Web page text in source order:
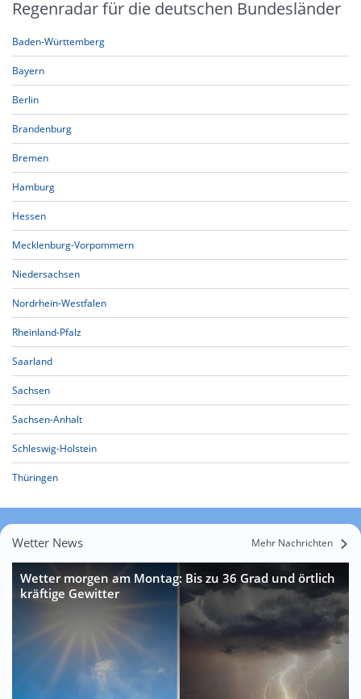
Regenradar für die deutschen Bundesländer
Baden-Württemberg
Bayern
Berlin
Brandenburg
Bremen
Hamburg
Hessen
Mecklenburg-Vorpommern
Niedersachsen
Nordrhein-Westfalen
Rheinland-Pfalz
Saarland
Sachsen
Sachsen-Anhalt
Schleswig-Holstein
Thüringen
Wetter News Mehr Nachrichten
Wetter morgen am Montag: Bis zu 36 Grad und örtlich
kräftige Gewitter